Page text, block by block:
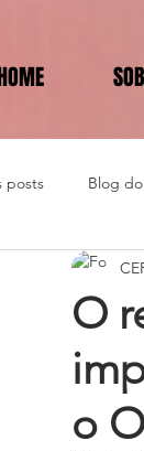
posts Blog
Política e
O
o